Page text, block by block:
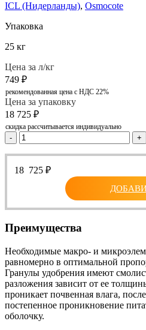
ICL (Нидерланды), Osmocote
Упаковка
25 кг
Цена за л/кг
749 ₽
рекомендованная цена с НДС 22%
Цена за упаковку
18 725 ₽
скидка рассчитывается индивидуально
- +
18 725 ₽
Преимущества
Необходимые макро- и
равномерно в оптимальной
Гранулы удобрения имеют
разложения зависит от ее
проникает почвенная влага,
постепенное проникновение
оболочку.